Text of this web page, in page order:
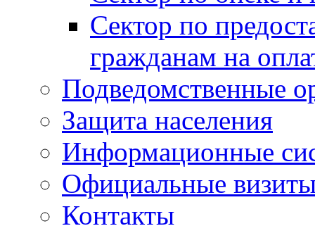
Сектор по
гражданам на
Подведомственные
Защита населения
Информационные
Официальные
Контакты